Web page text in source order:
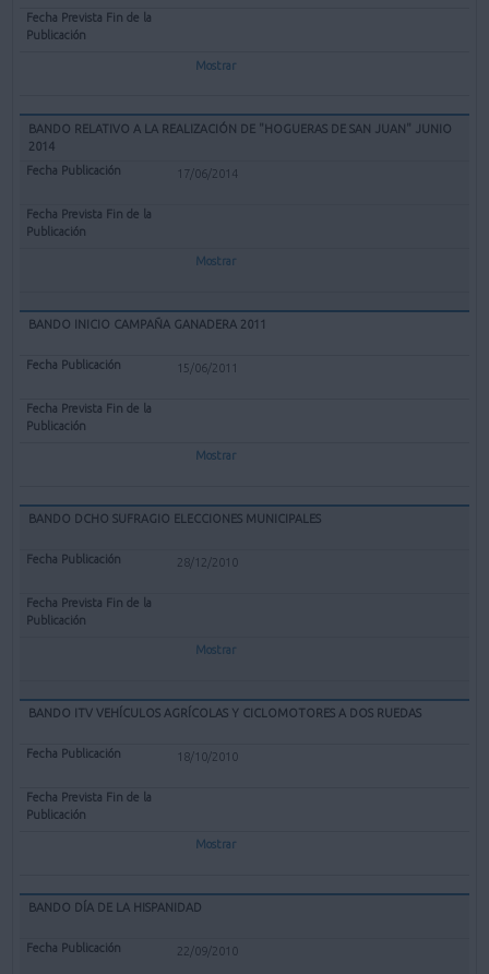
Mostrar
BANDO RELATIVO A LA REALIZACIÓN DE "HOGUERAS DE SAN JUAN" JUNIO
2014
17/06/2014
Mostrar
BANDO INICIO CAMPAÑA GANADERA 2011
15/06/2011
Mostrar
BANDO DCHO SUFRAGIO ELECCIONES MUNICIPALES
28/12/2010
Mostrar
BANDO ITV VEHÍCULOS AGRÍCOLAS Y CICLOMOTORES A DOS RUEDAS
18/10/2010
Mostrar
BANDO DÍA DE LA HISPANIDAD
22/09/2010